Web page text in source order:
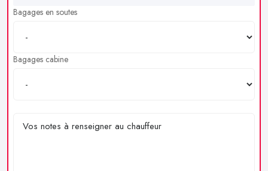
Bagages en soutes
Bagages cabine